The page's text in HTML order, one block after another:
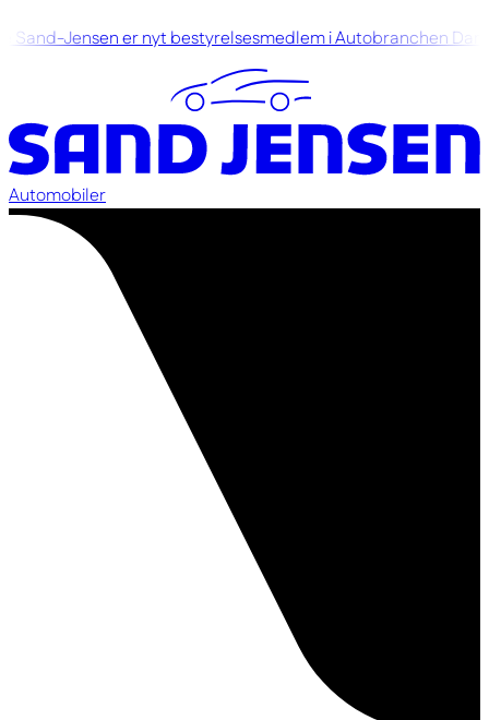
Sand-Jensen er nyt bestyrelsesmedlem i Autobranchen
Automobiler